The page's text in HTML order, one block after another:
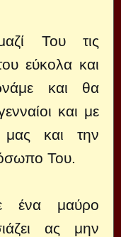
Του τις
εύκολα και
και θα
και με
και την
Του.
ένα μαύρο
ας μην